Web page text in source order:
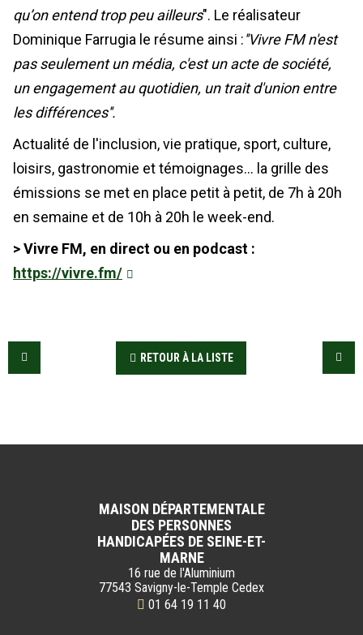
qu’on entend trop peu ailleurs". Le réalisateur
Dominique Farrugia le résume ainsi :''Vivre FM n'est
pas seulement un média, c'est un acte de société,
un engagement au quotidien, un trait d'union entre
les différences''.
Actualité de l'inclusion, vie pratique, sport, culture,
loisirs, gastronomie et témoignages... la grille des
émissions se met en place petit à petit, de 7h à 20h
en semaine et de 10h à 20h le week-end.
> Vivre FM, en direct ou en podcast :
https://vivre.fm/
RETOUR À LA LISTE
MAISON DÉPARTEMENTALE
DES PERSONNES
HANDICAPÉES DE SEINE-ET-
MARNE
16 rue de l'Aluminium
77543 Savigny-le-Temple Cedex
01 64 19 11 40